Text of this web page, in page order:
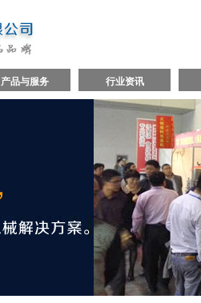
产品与服务 行业资讯